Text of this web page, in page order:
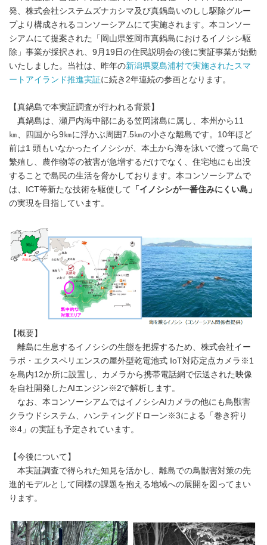
発、株式会社システムズナカシマ及び真鍋島いのしし駆除グルー
プより構成されるコンソーシアムにて実施されます。本コンソー
シアムにて提案された「岡山県笠岡市真鍋島におけるイノシシ駆
除」事業が採択され、9月19日の住民説明会の後に実証事業が始動
いたしました。当社は、昨年の新潟県粟島浦村で実施されたスマ
ートアイランド推進実証に続き2年連続の参画となります。
【真鍋島で本実証調査が行われる背景】
真鍋島は、瀬戸内海中部にある笠岡諸島に属し、本州から11
㎞、四国から9㎞に浮かぶ周囲7.5㎞の小さな離島です。10年ほど
前は1 頭もいなかったイノシシが、本⼟から海を泳いで渡って島で
繁殖し、農作物等の被害が急増するだけでなく、住宅地にも出没
することで島⺠の⽣活を脅かしております。本コンソーシアムで
は、ICT等新たな技術を駆使して 「イノシシが一番住みにくい島」
の実現を目指しています。
【概要】
離島に生息するイノシシの生態を把握するため、株式会社イー
ラボ・エクスペリエンスの屋外型乾電池式 IoT対応定点カメラ※1
を島内12か所に設置し、カメラから携帯電話網で伝送された映像
を自社開発したAIエンジン※2で解析します。
なお、本コンソーシアムではイノシシAIカメラの他にも鳥獣害
クラウドシステム、ハンティングドローン※3による「巻き狩り
※4」の実証も予定されています。
【今後について】
本実証調査で得られた知見を活かし、離島での鳥獣害対策の先
進的モデルとして同様の課題を抱える地域への展開を図ってまい
ります。